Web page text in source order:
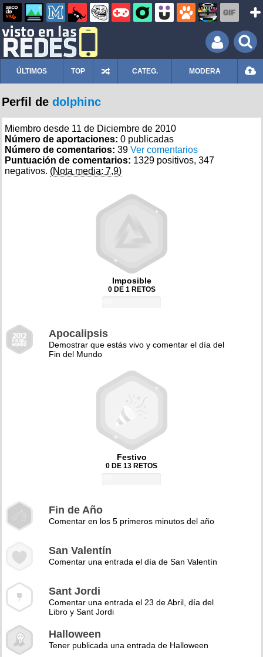
ÚLTIMOS TOP CATEG. MODERA
Perfil de dolphinc
Miembro desde 11 de Diciembre de 2010
Número de aportaciones: 0 publicadas
Número de comentarios: 39 Ver comentarios
Puntuación de comentarios: 1329 positivos, 347
negativos. (Nota media: 7,9)
Imposible
0 DE 1 RETOS
Apocalipsis
Demostrar que estás vivo y comentar el día del
Fin del Mundo
Festivo
0 DE 13 RETOS
Fin de Año
Comentar en los 5 primeros minutos del año
San Valentín
Comentar una entrada el día de San Valentín
Sant Jordi
Comentar una entrada el 23 de Abril, día del
Libro y Sant Jordi
Halloween
Tener publicada una entrada de Halloween